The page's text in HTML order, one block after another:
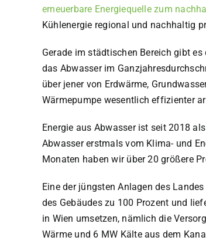
erneuerbare Energiequelle zum
Kühlenergie regional und nachhaltig
Gerade im städtischen Bereich gibt
das Abwasser im
über jener von Erdwärme,
Wärmepumpe wesentlich effizienter
Energie aus Abwasser ist seit 2018
Abwasser erstmals vom Klima- und
Monaten haben wir über 20 größere
Eine der jüngsten Anlagen des
des Gebäudes zu 100 Prozent und
in Wien umsetzen, nämlich die
Wärme und 6 MW Kälte aus dem